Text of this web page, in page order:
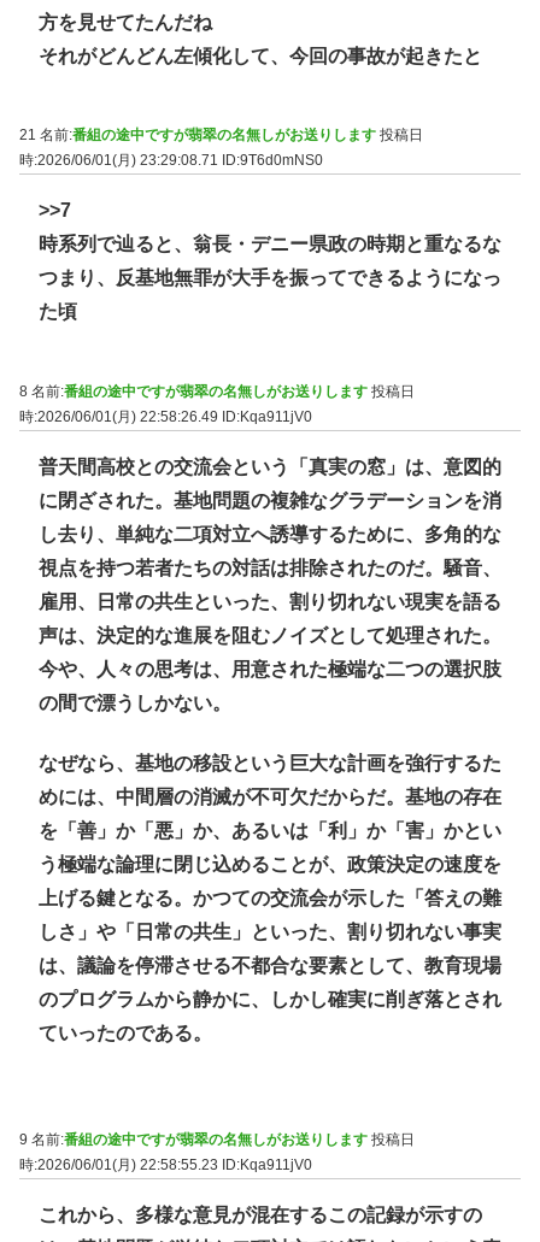
方を見せてたんだね
それがどんどん左傾化して、今回の事故が起きたと
21 名前:番組の途中ですが翡翠の名無しがお送りします 投稿日
時:2026/06/01(月) 23:29:08.71
ID:9T6d0mNS0
>>7
時系列で辿ると、翁長・デニー県政の時期と重なるな
つまり、反基地無罪が大手を振ってできるようになっ
た頃
8 名前:番組の途中ですが翡翠の名無しがお送りします 投稿日
時:2026/06/01(月) 22:58:26.49
ID:Kqa911jV0
普天間高校との交流会という「真実の窓」は、意図的
に閉ざされた。基地問題の複雑なグラデーションを消
し去り、単純な二項対立へ誘導するために、多角的な
視点を持つ若者たちの対話は排除されたのだ。騒音、
雇用、日常の共生といった、割り切れない現実を語る
声は、決定的な進展を阻むノイズとして処理された。
今や、人々の思考は、用意された極端な二つの選択肢
の間で漂うしかない。
なぜなら、基地の移設という巨大な計画を強行するた
めには、中間層の消滅が不可欠だからだ。基地の存在
を「善」か「悪」か、あるいは「利」か「害」かとい
う極端な論理に閉じ込めることが、政策決定の速度を
上げる鍵となる。かつての交流会が示した「答えの難
しさ」や「日常の共生」といった、割り切れない事実
は、議論を停滞させる不都合な要素として、教育現場
のプログラムから静かに、しかし確実に削ぎ落とされ
ていったのである。
9 名前:番組の途中ですが翡翠の名無しがお送りします 投稿日
時:2026/06/01(月) 22:58:55.23
ID:Kqa911jV0
これから、多様な意見が混在するこの記録が示すの